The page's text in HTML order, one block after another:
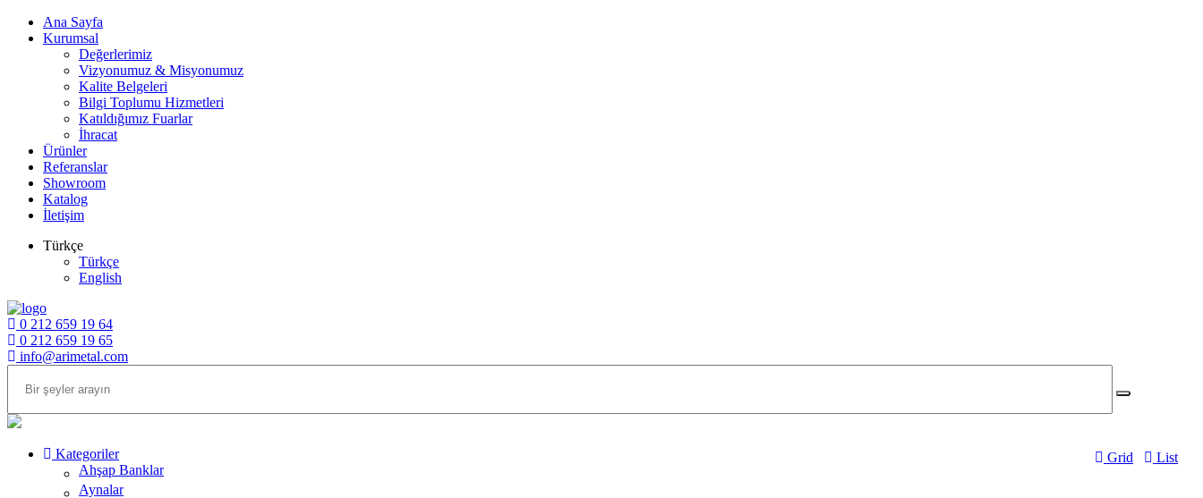
Ana Sayfa
Kurumsal
Değerlerimiz
Vizyonumuz & Misyonumuz
Kalite Belgeleri
Bilgi Toplumu Hizmetleri
Katıldığımız Fuarlar
İhracat
Ürünler
Referanslar
Showroom
Katalog
İletişim
Türkçe
Türkçe
English
0 212 659 19 64
0 212 659 19 65
info@arimetal.com
Kategoriler
Ahşap Banklar
Aynalar
Grid List